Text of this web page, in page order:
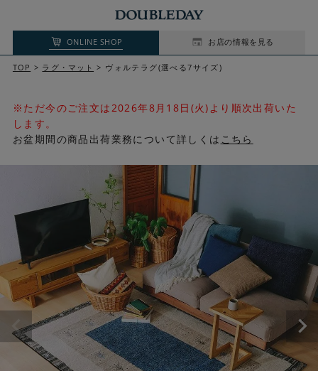
ONLINE SHOP お店の情報を見る
TOP ラグ・マット ヴォルテラグ(選べる7サイズ)
※ただ今のご注文は2026年8月18日(火)より順次出荷いた
します。
お盆期間の商品出荷業務について詳しくは こちら